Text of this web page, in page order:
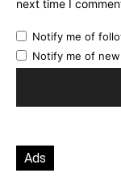
next time I
Notify me of
Notify me of
Ads